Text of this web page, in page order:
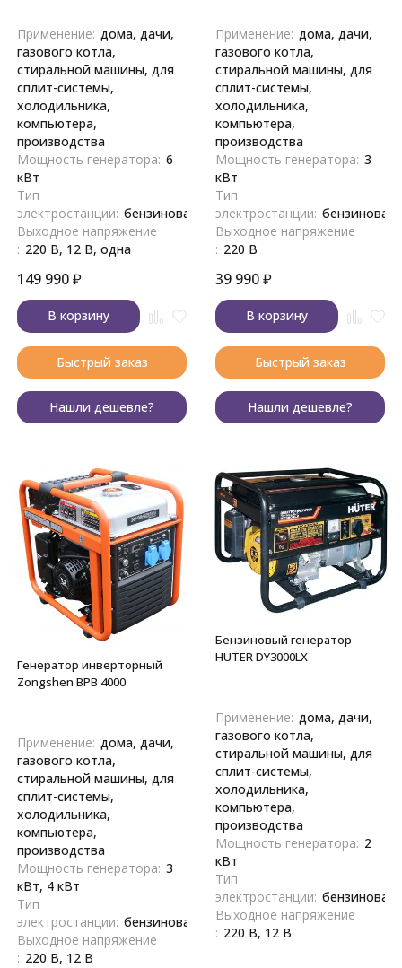
Применение: дома, дачи,
газового котла,
стиральной машины, для
сплит-системы,
холодильника,
компьютера,
производства
Мощность генератора: 6
кВт
Тип
электростанции: бензиновая
Выходное напряжение
: 220 В, 12 В, одна
149 990₽
В корзину
Быстрый заказ
Нашли дешевле?
Применение: дома, дачи,
газового котла,
стиральной машины, для
сплит-системы,
холодильника,
компьютера,
производства
Мощность генератора: 3
кВт
Тип
электростанции: бензиновая
Выходное напряжение
: 220 В
39 990₽
В корзину
Быстрый заказ
Нашли дешевле?
Генератор инверторный
Zongshen BPB 4000
Применение: дома, дачи,
газового котла,
стиральной машины, для
сплит-системы,
холодильника,
компьютера,
производства
Мощность генератора: 3
кВт, 4 кВт
Тип
электростанции: бензиновая
Выходное напряжение
: 220 В, 12 В
Бензиновый генератор
HUTER DY3000LX
Применение: дома, дачи,
газового котла,
стиральной машины, для
сплит-системы,
холодильника,
компьютера,
производства
Мощность генератора: 2
кВт
Тип
электростанции: бензиновая
Выходное напряжение
: 220 В, 12 В